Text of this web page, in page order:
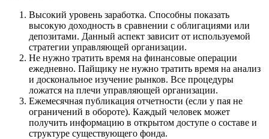
Высокий уровень заработка. Способны показать
высокую доходность в сравнении с облигациями или
депозитами. Данный аспект зависит от используемой
стратегии управляющей организации.
Не нужно тратить время на финансовые операции
ежедневно. Пайщику не нужно тратить время на анализ
и доскональное изучение рынков. Все процедуры
ложатся на плечи управляющей организации.
Ежемесячная публикация отчетности (если у пая не
ограничений в обороте). Каждый человек может
получить информацию в открытом доступе о составе и
структуре существующего фонда.